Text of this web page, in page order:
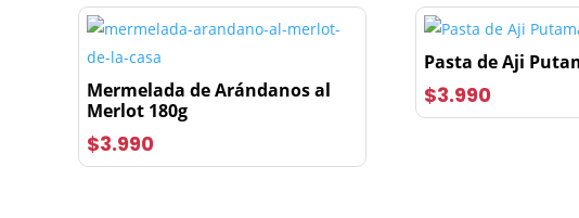
Mermelada de Arándanos al
Merlot 180g
$3.990
Pasta de Aji
$3.990